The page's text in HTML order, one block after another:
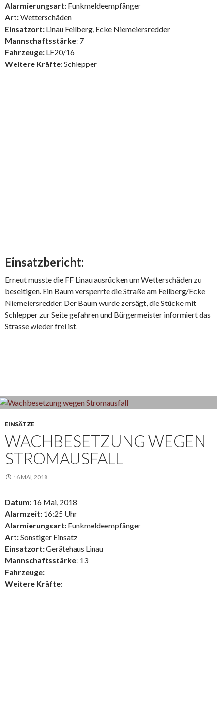
Alarmierungsart: Funkmeldeempfänger
Art:Wetterschäden
Einsatzort: Linau Feilberg, Ecke Niemeiersredder
Mannschaftsstärke: 7
Fahrzeuge: LF20/16
Weitere Kräfte:Schlepper
Einsatzbericht:
Erneut musste die FF Linau ausrücken um Wetterschäden zu
beseitigen. Ein Baum versperrte die Straße am Feilberg/Ecke
Niemeiersredder. Der Baum wurde zersägt, die Stücke mit
Schlepper zur Seite gefahren und Bürgermeister informiert das
Strasse wieder frei ist.
EINSÄTZE
WACHBESETZUNG WEGEN
STROMAUSFALL
16 MAI, 2018
Datum: 16 Mai, 2018
Alarmzeit: 16:25 Uhr
Alarmierungsart: Funkmeldeempfänger
Art:Sonstiger Einsatz
Einsatzort:Gerätehaus Linau
Mannschaftsstärke: 13
Fahrzeuge:
Weitere Kräfte: